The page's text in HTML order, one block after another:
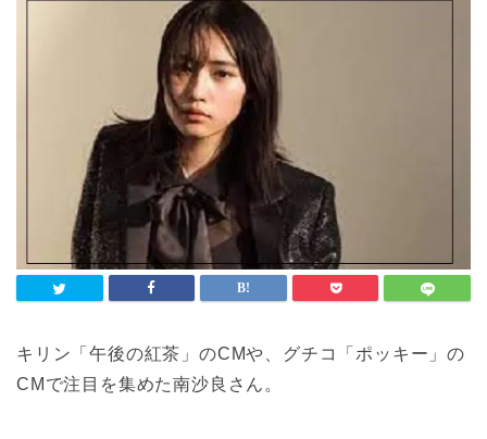
キリン「午後の紅茶」のCMや、グチコ「ポッキー」の
CMで注目を集めた南沙良さん。